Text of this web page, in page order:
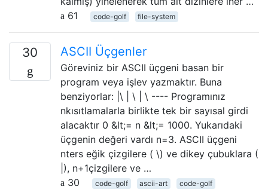
61
code-golf file-system
30 ASCII Üçgenler
Göreviniz bir ASCII üçgeni basan bir
program veya işlev yazmaktır. Buna
benziyorlar: |\ | \ | \ ---- Programınız
nkısıtlamalarla birlikte tek bir sayısal girdi
alacaktır 0 &lt;= n &lt;= 1000. Yukarıdaki
üçgenin değeri vardı n=3. ASCII üçgeni
nters eğik çizgilere ( \) ve dikey çubuklara (
|), n+1çizgilere ve …
30
code-golf ascii-art
code-golf